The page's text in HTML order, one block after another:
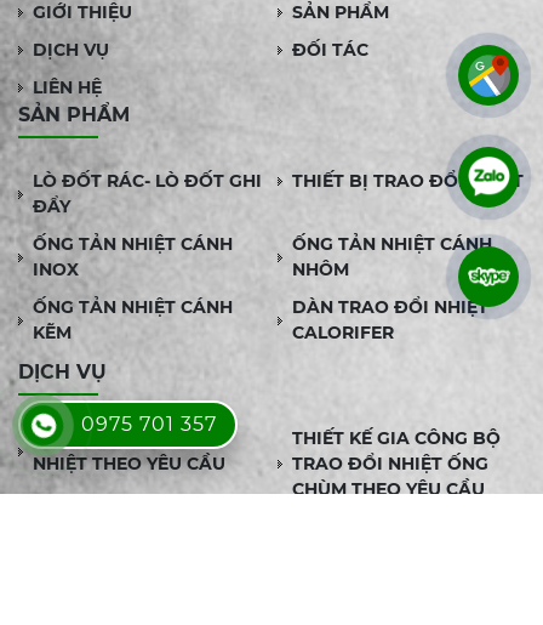
GIỚI THIỆU
SẢN PHẨM
DỊCH VỤ
ĐỐI TÁC
LIÊN HỆ
SẢN PHẨM
LÒ ĐỐT RÁC- LÒ ĐỐT GHI
ĐẨY
THIẾT BỊ TRAO ĐỔI NHIỆT
ỐNG TẢN NHIỆT CÁNH
INOX
ỐNG TẢN NHIỆT CÁNH
NHÔM
ỐNG TẢN NHIỆT CÁNH
KẼM
DÀN TRAO ĐỔI NHIỆT
CALORIFER
DỊCH VỤ
SẢN XUẤT ỐNG TẢN
NHIỆT THEO YÊU CẦU
THIẾT KẾ GIA CÔNG BỘ
TRAO ĐỔI NHIỆT ỐNG
CHÙM THEO YÊU CẦU
0975 701 357